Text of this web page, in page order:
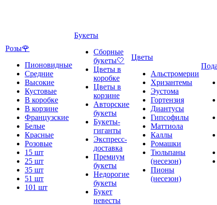
Розы🌹
Пионовидные
Средние
Высокие
Кустовые
В коробке
В корзине
Французские
Белые
Красные
Розовые
15 шт
25 шт
35 шт
51 шт
101 шт
Букеты
Сборные
букеты🤍
Цветы в
коробке
Цветы в
корзине
Авторские
букеты
Букеты-
гиганты
Экспресс-
доставка
Премиум
букеты
Недорогие
букеты
Букет
невесты
Цветы
Альстромерии
Хризантемы
Эустома
Гортензия
Диантусы
Гипсофилы
Маттиола
Каллы
Ромашки
Тюльпаны
(несезон)
Пионы
(несезон)